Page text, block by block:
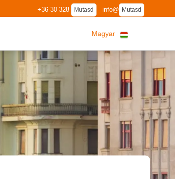
+36-30-328- Mutasd info@ Mutasd
Magyar